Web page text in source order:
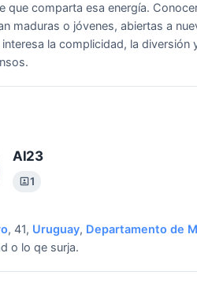
que comparta esa energía.
maduras o jóvenes, abiertas a
la complicidad, la diversión
Al23
1
, 41, Uruguay, Departamento de
o lo qe surja.